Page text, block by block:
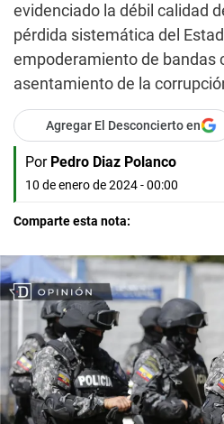
evidenciado la débil calidad
pérdida sistemática del
empoderamiento de bandas
asentamiento de la
Agregar El Desconcierto en
Por Pedro Diaz Polanco
10 de enero de 2024 - 00:00
Comparte esta nota: